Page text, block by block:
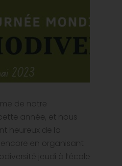
de notre
année, et nous
heureux de la
en organisant
jeudi à l’école